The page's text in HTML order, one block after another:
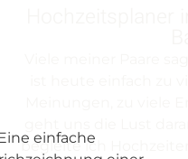
begleite ich